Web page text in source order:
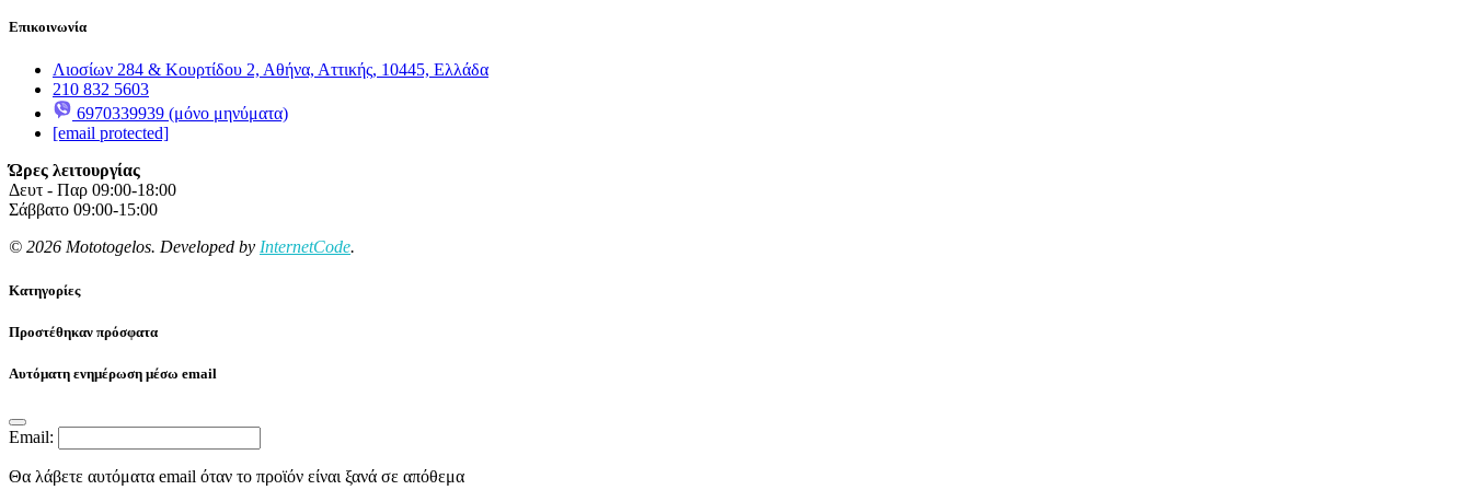
Επικοινωνία
Λιοσίων 284 & Κουρτίδου 2, Αθήνα, Αττικής, 10445, Ελλάδα
210 832 5603
6970339939 (μόνο μηνύματα)
[email protected]
Ώρες λειτουργίας
Δευτ - Παρ 09:00-18:00
Σάββατο 09:00-15:00
© 2026 Mototogelos. Developed by InternetCode.
Κατηγορίες
Προστέθηκαν πρόσφατα
Αυτόματη ενημέρωση μέσω email
Email:
Θα λάβετε αυτόματα email όταν το προϊόν είναι ξανά σε απόθεμα